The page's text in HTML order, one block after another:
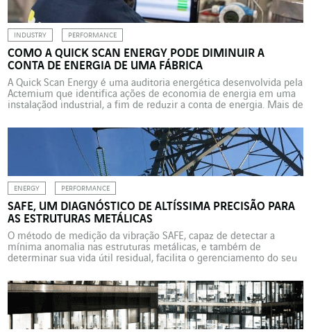
INDUSTRY PERFORMANCE
COMO A QUICK SCAN ENERGY PODE DIMINUIR A
CONTA DE ENERGIA DE UMA FÁBRICA
A Quick Scan Energy é uma auditoria energética desenvolvida pela
Actemium que identifica ações de economia de energia em uma
instalaçãod industrial, a fim de reduzir a conta de energia. Mais de
ou seja, 109,5 TWh, é desperdiçado todos os anos. Estes números,
ENERGY PERFORMANCE
SAFE, UM DIAGNÓSTICO DE ALTÍSSIMA PRECISÃO PARA
AS ESTRUTURAS METÁLICAS
O método de medição da vibração SAFE, capaz de detectar a
mínima anomalia nas estruturas metálicas, e também de
determinar sua vida útil residual, facilita o gerenciamento do seu
situada no coração da região do Mercantour (Alpes-de-Haute-
Provence), costumava trocar a torre estruturante de […]